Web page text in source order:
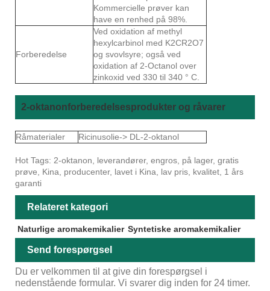
Kommercielle prøver kan
have en renhed på 98%.
Forberedelse
Ved oxidation af methyl
hexylcarbinol med K2CR2O7
og svovlsyre; også ved
oxidation af 2-Octanol over
zinkoxid ved 330 til 340 ° C.
2-oktanonforberedelsesprodukter og råvarer
Råmaterialer Ricinusolie-> DL-2-oktanol
Hot Tags: 2-oktanon, leverandører, engros, på lager, gratis
prøve, Kina, producenter, lavet i Kina, lav pris, kvalitet, 1 års
garanti
Relateret kategori
Naturlige aromakemikalier Syntetiske aromakemikalier
Send forespørgsel
Du er velkommen til at give din forespørgsel i
nedenstående formular. Vi svarer dig inden for 24 timer.